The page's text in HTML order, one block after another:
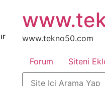
atla
www.tekno50.com
Forum Siteni